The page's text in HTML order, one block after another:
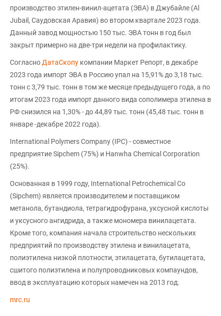
производство этилен-винил-ацетата (ЭВА) в Джубайле (Al
Jubail, Саудовская Аравия) во втором квартале 2023 года.
Данный завод мощностью 150 тыс. ЭВА тонн в год был
закрыт примерно на две-три недели на профилактику.
Согласно ДатаСкопу компании Маркет Репорт, в декабре
2023 года импорт ЭВА в Россию упал на 15,91% до 3,18 тыс.
тонн с 3,79 тыс. тонн в том же месяце предыдущего года, а по
итогам 2023 года импорт данного вида сополимера этилена в
РФ снизился на 1,30% - до 44,89 тыс. тонн (45,48 тыс. тонн в
январе -декабре 2022 года).
International Polymers Company (IPC) - совместное
предприятие Sipchem (75%) и Hanwha Chemical Corporation
(25%).
Основанная в 1999 году, International Petrochemical Co
(Sipchem) является производителем и поставщиком
метанола, бутандиола, тетрагидрофурана, уксусной кислоты
и уксусного ангидрида, а также мономера винилацетата.
Кроме того, компания начала строительство нескольких
предприятий по производству этилена и винилацетата,
полиэтилена низкой плотности, этилацетата, бутилацетата,
сшитого полиэтилена и полупроводниковых компаундов,
ввод в эксплуатацию которых намечен на 2013 год.
mrc.ru